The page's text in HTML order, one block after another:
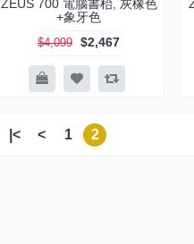
ZEUS 700 電腦書枱, 灰橡色
+象牙色
$4,099 $2,467
|< < 1 2